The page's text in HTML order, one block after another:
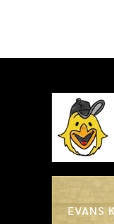
EVANS